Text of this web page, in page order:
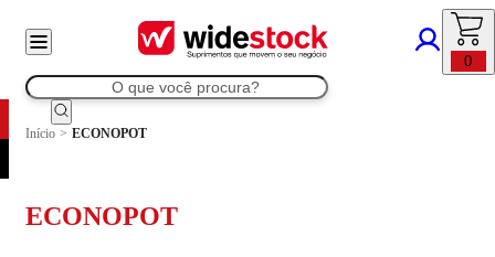
0
Início > ECONOPOT
ECONOPOT